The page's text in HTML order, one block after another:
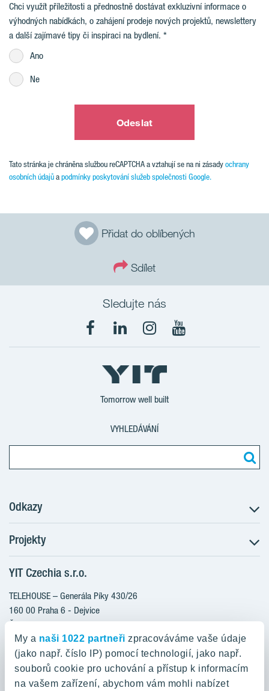
My a naši 1022 partneři zpracováváme vaše údaje
(jako např. číslo IP) pomocí technologií, jako např.
souborů cookie pro uchování a přístup k informacím
na vašem zařízení, abychom vám mohli nabízet
Přidat do oblíbených
Sdílet
Chci využít příležitosti a přednostně dostávat exkluzivní informace o
výhodných nabídkách, o zahájení prodeje nových projektů, newslettery
a další zajímavé tipy či inspiraci na bydlení.
Ano
Ne
Odeslat
Tato stránka je chráněna službou reCAPTCHA a vztahují se na ni zásadyochrany
osobních údajůapodmínky poskytování služeb společnosti Google.
Sledujte nás
Tomorrow well built
VYHLEDÁVÁNÍ
Odkazy
Postup koupě
Klientské změny
Aktuality
Blog
Kariéra
O nás
YIT PLUS
Projekty
RANTA Barrandov III
RANTA Barrandov IV
TOIVO Roztyly II
KALEVALA
VIRTA Kladno
KATTILA Kamýk
YIT Czechia s.r.o.
TELEHOUSE – Generála Píky 430/26
160 00 Praha 6 - Dejvice
Česká republika
800 200 666
domov@yit.cz